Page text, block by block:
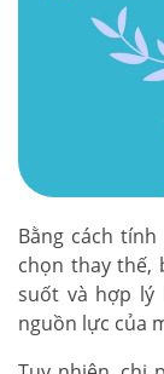
Bằng cách
chọn thay thế,
suốt và hợp lý
nguồn lực của